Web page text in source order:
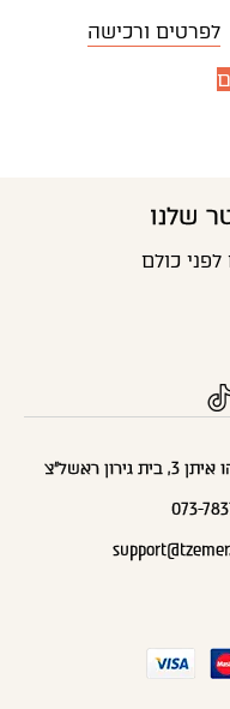
לפרטים ורכישה
שלנו
כולם
בית גירון ראשל"צ
073-